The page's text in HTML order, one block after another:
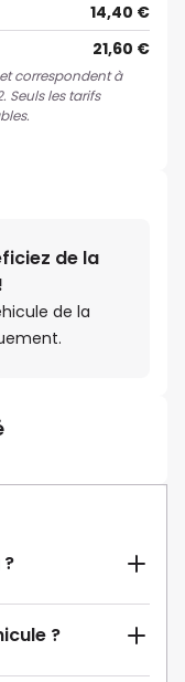
14,40 €
21,60 €
correspondent à
Seuls les tarifs
de la
de la
?